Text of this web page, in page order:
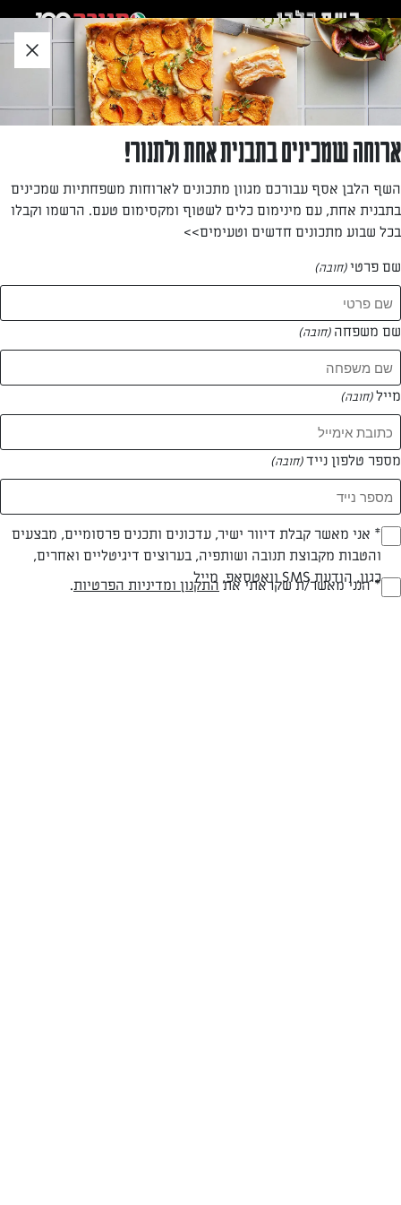
לאזור
תוכן
תחתון
אליס אסולין
—
המתכונים של אליס אסולין
1 מתכונים
ארוחה שמכינים בתבנית אחת ולתנור!
השף הלבן אסף עבורכם מגוון מתכונים לארוחות משפחתיות שמכינים
בתבנית אחת, עם מינימום כלים לשטוף ומקסימום טעם. הרשמו וקבלו
בכל שבוע מתכונים חדשים וטעימים>>
שם פרטי(חובה)
שם משפחה (חובה)
מייל(חובה)
מספר טלפון נייד(חובה)
(חובה)* אני מאשר קבלת דיוור ישיר, עדכונים ותכנים פרסומיים, מבצעים
והטבות מקבוצת תנובה ושותפיה, בערוצים דיגיטליים ואחרים,
כגון, הודעת SMS וואטסאפ, מייל(חובה)* הנני מאשר/ת שקראתי את התקנון ומדיניות הפרטיות.